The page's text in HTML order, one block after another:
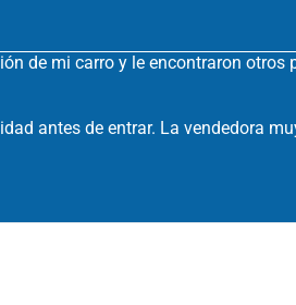
de mi carro y le encontraron otros
antes de entrar. La vendedora